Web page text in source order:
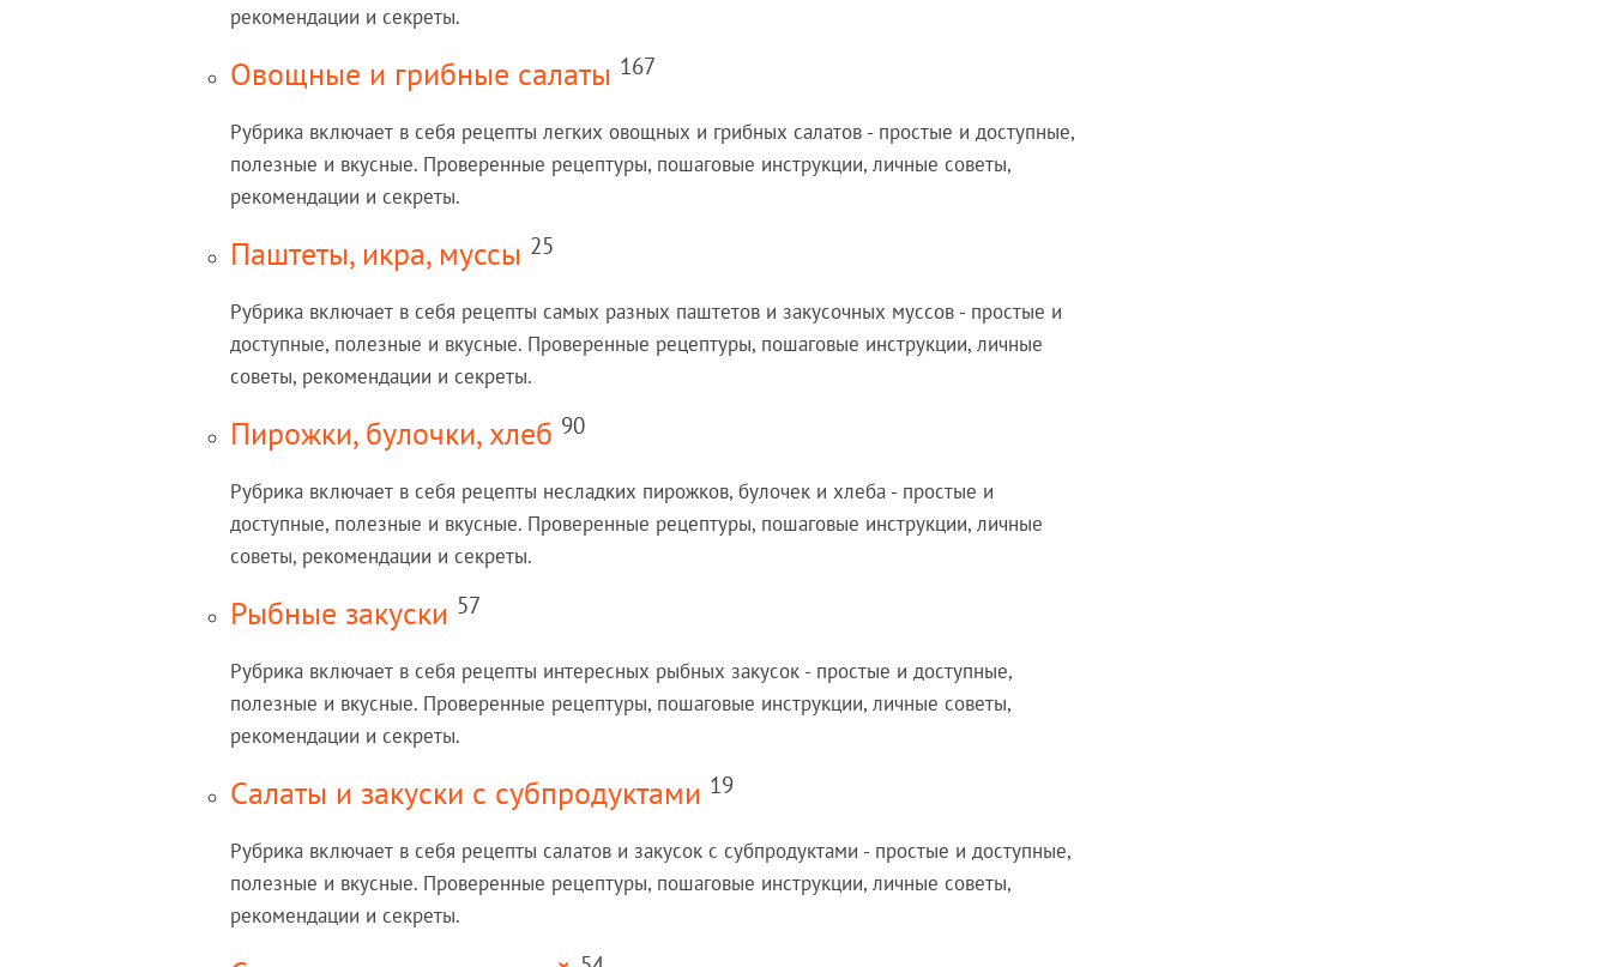
рекомендации и секреты.
Овощные и грибные салаты 167
Рубрика включает в себя рецепты легких овощных и грибных салатов - простые и доступные,
полезные и вкусные. Проверенные рецептуры, пошаговые инструкции, личные советы,
рекомендации и секреты.
Паштеты, икра, муссы 25
Рубрика включает в себя рецепты самых разных паштетов и закусочных муссов - простые и
доступные, полезные и вкусные. Проверенные рецептуры, пошаговые инструкции, личные
советы, рекомендации и секреты.
Пирожки, булочки, хлеб 90
Рубрика включает в себя рецепты несладких пирожков, булочек и хлеба - простые и
доступные, полезные и вкусные. Проверенные рецептуры, пошаговые инструкции, личные
советы, рекомендации и секреты.
Рыбные закуски 57
Рубрика включает в себя рецепты интересных рыбных закусок - простые и доступные,
полезные и вкусные. Проверенные рецептуры, пошаговые инструкции, личные советы,
рекомендации и секреты.
Салаты и закуски с субпродуктами 19
Рубрика включает в себя рецепты салатов и закусок с субпродуктами - простые и доступные,
полезные и вкусные. Проверенные рецептуры, пошаговые инструкции, личные советы,
рекомендации и секреты.